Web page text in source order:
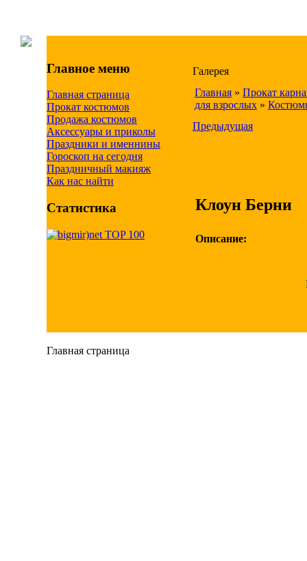
Главное меню
Главная страница
Прокат костюмов
Продажа костюмов
Аксессуары и приколы
Праздники и именнины
Гороскоп на сегодня
Праздничный макияж
Как нас найти
Статистика
Галерея
Главная » Прокат
для взрослых »
Предыдущая
Клоун Берни
Описание:
Главная страница